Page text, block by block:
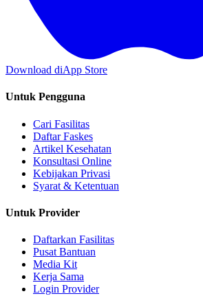
Download diApp Store
Untuk Pengguna
Cari Fasilitas
Daftar Faskes
Artikel Kesehatan
Konsultasi Online
Kebijakan Privasi
Syarat & Ketentuan
Untuk Provider
Daftarkan Fasilitas
Pusat Bantuan
Media Kit
Kerja Sama
Login Provider